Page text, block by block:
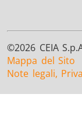
©2026 CEIA
Mappa del Sito
Note legali,